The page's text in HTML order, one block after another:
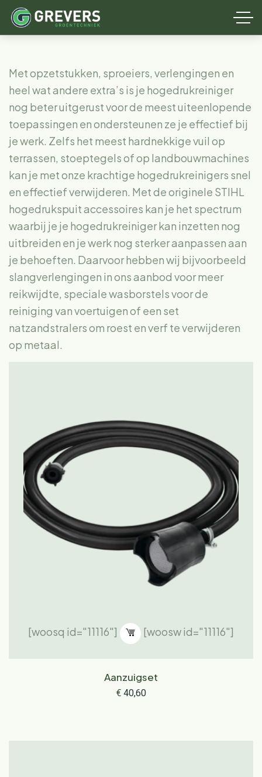
Met opzetstukken, sproeiers, verlengingen en
heel wat andere extra’s is je hogedrukreiniger
nog beter uitgerust voor de meest uiteenlopende
toepassingen en ondersteunen ze je effectief bij
je werk. Zelfs het meest hardnekkige vuil op
terrassen, stoeptegels of op landbouwmachines
kan je met onze krachtige hogedrukreinigers snel
en effectief verwijderen. Met de originele STIHL
hogedrukspuit accessoires kan je het spectrum
waarbij je je hogedrukreiniger kan inzetten nog
uitbreiden en je werk nog sterker aanpassen aan
je behoeften. Daarvoor hebben wij bijvoorbeeld
slangverlengingen in ons aanbod voor meer
reikwijdte, speciale wasborstels voor de
reiniging van voertuigen of een set
natzandstralers om roest en verf te verwijderen
op metaal.
[woosq id="11116"] [woosw id="11116"]
Aanzuigset
€40,60